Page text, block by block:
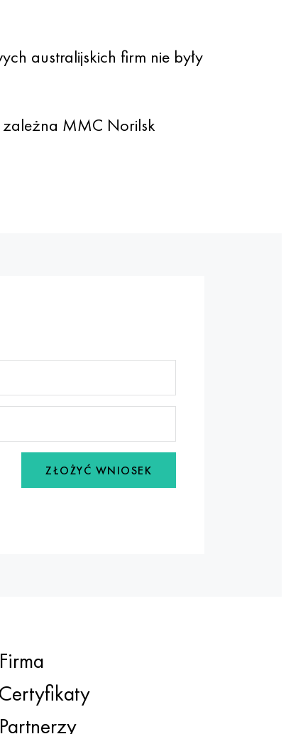
australijskich firm nie były
zależna MMC Norilsk
ZŁOŻYĆ WNIOSEK
Firma
Certyfikaty
Partnerzy